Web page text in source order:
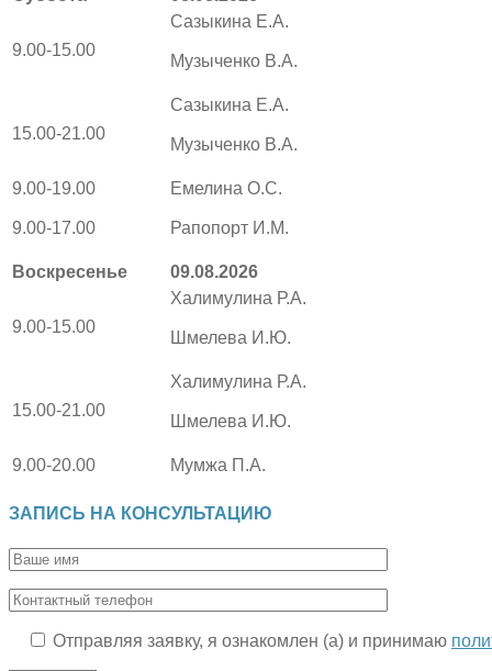
9.00-15.00
Сазыкина Е.А.
Музыченко В.А.
15.00-21.00
Сазыкина Е.А.
Музыченко В.А.
9.00-19.00
9.00-17.00
Емелина О.С.
Рапопорт И.М.
Воскресенье 09.08.2026
9.00-15.00
Халимулина Р.А.
Шмелева И.Ю.
15.00-21.00
Халимулина Р.А.
Шмелева И.Ю.
9.00-20.00 Мумжа П.А.
ЗАПИСЬ НА КОНСУЛЬТАЦИЮ
Отправляя заявку, я ознакомлен (а) и принимаю